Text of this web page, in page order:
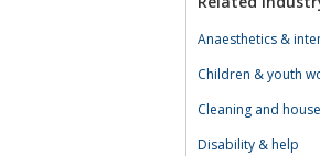
Anaesthetics &
Children & youth
Cleaning and
Disability & help